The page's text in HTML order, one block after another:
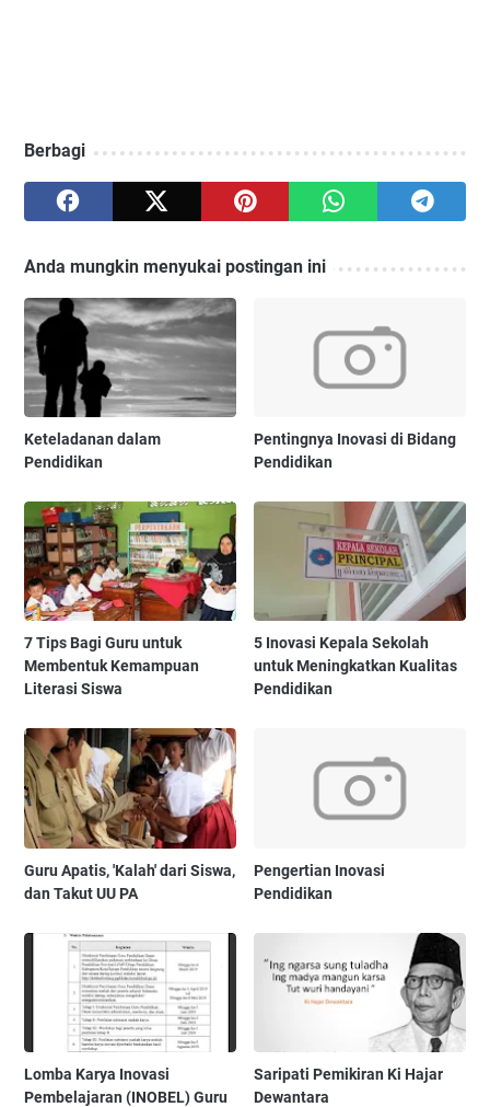
Berbagi
Anda mungkin menyukai postingan ini
Keteladanan dalam
Pendidikan
Pentingnya Inovasi di Bidang
Pendidikan
7 Tips Bagi Guru untuk
Membentuk Kemampuan
Literasi Siswa
5 Inovasi Kepala Sekolah
untuk Meningkatkan Kualitas
Pendidikan
Guru Apatis, 'Kalah' dari Siswa,
dan Takut UU PA
Pengertian Inovasi
Pendidikan
Lomba Karya Inovasi
Pembelajaran (INOBEL) Guru
Saripati Pemikiran Ki Hajar
Dewantara